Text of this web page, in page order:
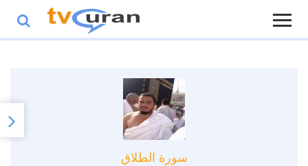
سورة الطلاق